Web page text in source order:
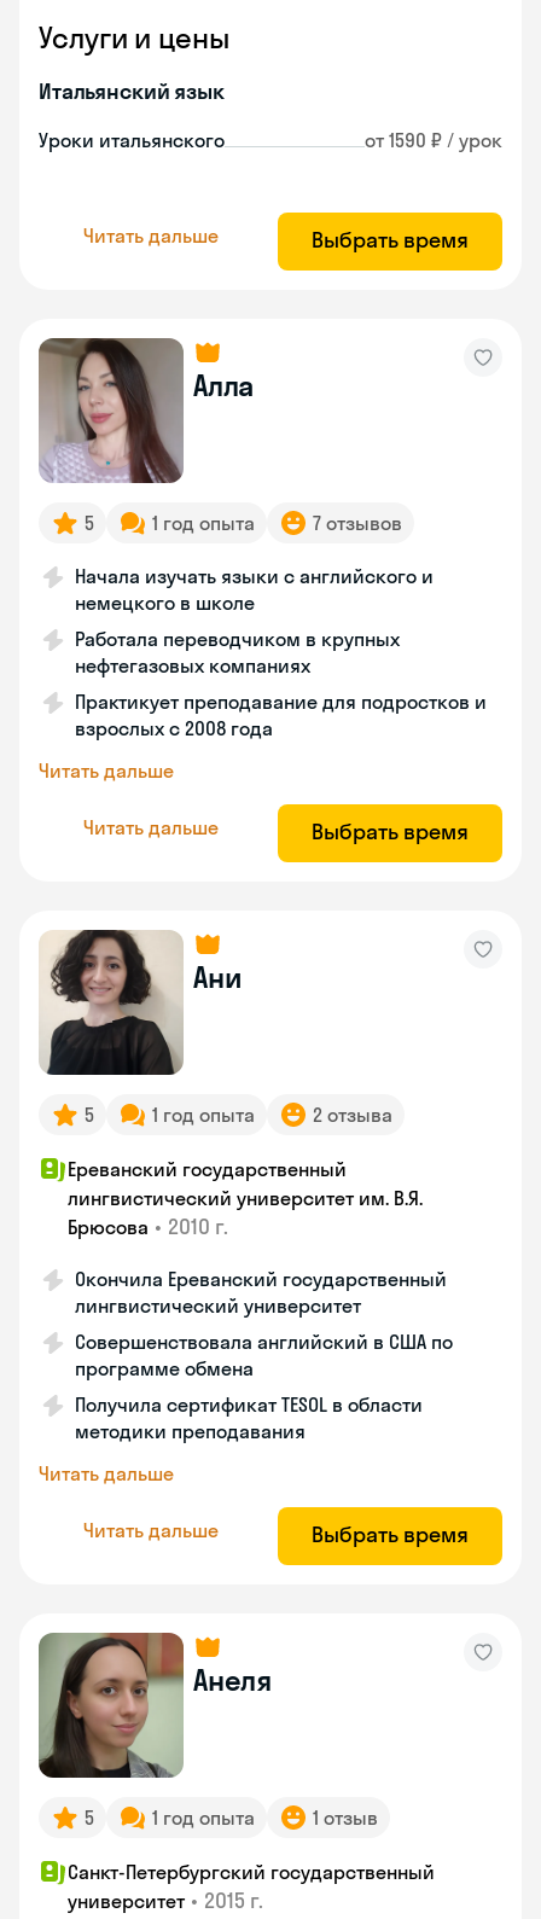
Услуги и цены
Итальянский язык
Уроки итальянского от 1590 ₽ / урок
Читать дальше Выбрать время
Алла
5 1 год опыта 7 отзывов
Начала изучать языки с английского и
немецкого в школе
Работала переводчиком в крупных
нефтегазовых компаниях
Практикует преподавание для подростков и
взрослых с 2008 года
Читать дальше
Читать дальше Выбрать время
Ани
5 1 год опыта 2 отзыва
Ереванский государственный
лингвистический университет им. В.Я.
Брюсова • 2010 г.
Окончила Ереванский государственный
лингвистический университет
Совершенствовала английский в США по
программе обмена
Получила сертификат TESOL в области
методики преподавания
Читать дальше
Читать дальше Выбрать время
Анеля
5 1 год опыта 1 отзыв
Санкт-Петербургский государственный
университет • 2015 г.